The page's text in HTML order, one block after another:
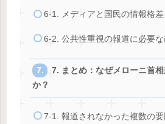
6-1. メディアと国民の情報格
6-2. 公共性重視の報道に必要
7. まとめ：なぜメローニ首
か？
7-1. 報道されなかった複数の